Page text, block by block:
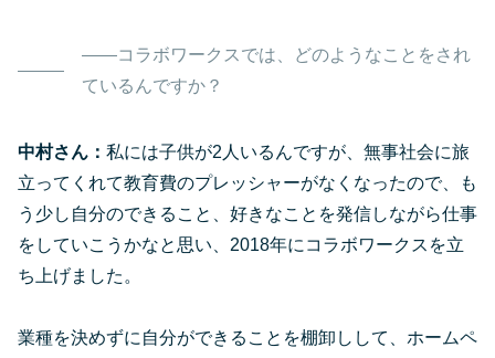
――コラボワークスでは、どのようなことをされ
ているんですか？
中村さん： 私には子供が2人いるんですが、無事社会に旅
立ってくれて教育費のプレッシャーがなくなったので、も
う少し自分のできること、好きなことを発信しながら仕事
をしていこうかなと思い、2018年にコラボワークスを立
ち上げました。
業種を決めずに自分ができることを棚卸しして、ホームペ